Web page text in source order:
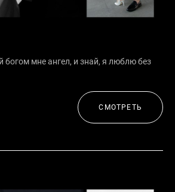
богом мне ангел, и знай, я люблю без
СМОТРЕТЬ